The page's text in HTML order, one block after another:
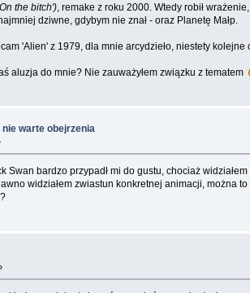
the bitch'), remake z roku 2000. Wtedy robił
dziwne, gdybym nie znał - oraz Planetę Małp.
'Alien' z 1979, dla mnie arcydzieło, niestety
aluzja do mnie? Nie zauważyłem związku z tematem
warte obejrzenia
Swan bardzo przypadł mi do gustu, chociaż
widziałem zwiastun konkretnej animacji, można